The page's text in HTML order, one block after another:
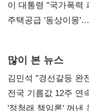
총선 지휘 못해"
이 대통령 "국가폭력
진실 밝혀야"
주택공급 '동상이몽
많이 본 뉴스
김민석 "경선갈등 완
사과부터"
전국 기름값 12주 연
'정청래 책임론' 꺼낸